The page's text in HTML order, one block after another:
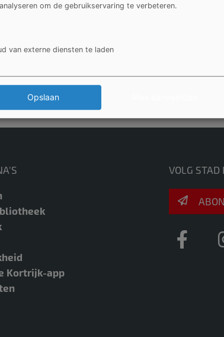
op deze pagina?
Kortrijk-app
VOLG STAD
om de gebruikservaring te verbeteren.
van externe diensten te laden
Opslaan